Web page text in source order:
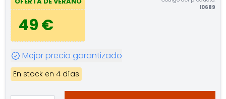
49 €
10689
Mejor precio garantizado
En stock en 4 días